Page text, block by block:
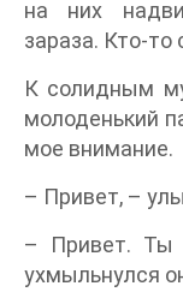
на них
зараза. Кто-
К солидным
молоденький
мое внимание.
– Привет, –
– Привет. Ты
ухмыльнулся